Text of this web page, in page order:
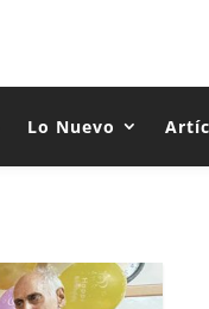
Lo Nuevo